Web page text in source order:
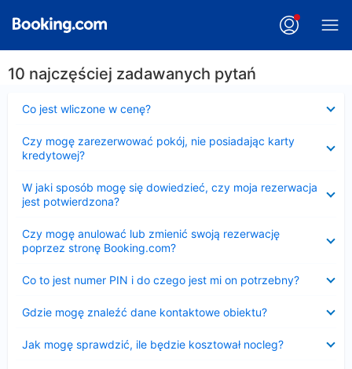
10 najczęściej zadawanych pytań
Co jest wliczone w cenę?
Czy mogę zarezerwować pokój, nie posiadając karty
kredytowej?
W jaki sposób mogę się dowiedzieć, czy moja rezerwacja
jest potwierdzona?
Czy mogę anulować lub zmienić swoją rezerwację
poprzez stronę Booking.com?
Co to jest numer PIN i do czego jest mi on potrzebny?
Gdzie mogę znaleźć dane kontaktowe obiektu?
Jak mogę sprawdzić, ile będzie kosztował nocleg?